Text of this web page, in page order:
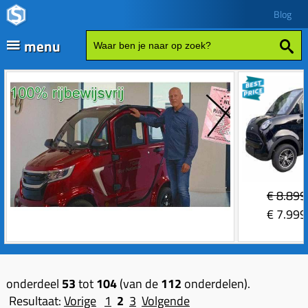
Blog
menu
Fatbikes
Scooter kopen
Zip
Sales
Elektrische delen
Achterlicht
Bougie 2-takt
Motordelen
Carburateurs (delen)
Achterbrug delen
Accessoires
€
€
onderdeel 53tot104(van de112 onderdelen).
Resultaat:Vorige 1 2 3 Volgende